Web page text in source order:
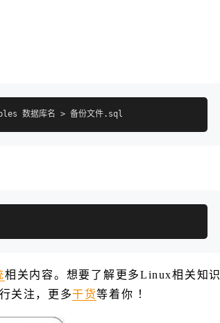
相关内容。想要了解更多Linux相关知识
关注，更多干货等着你 ！